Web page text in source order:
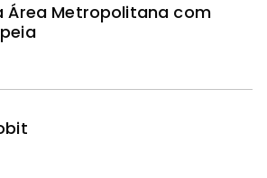
Área Metropolitana com